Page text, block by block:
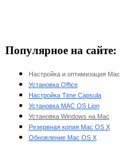
Популярное на сайте:
Настройка и оптимизация Mac
Установка Office
Настройка Time Capsula
Установка MAC OS Lion
Установка Windows на Mac
Резервная копия Mac OS X
Обновление Mac OS X